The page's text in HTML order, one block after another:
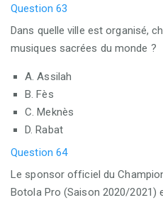
Question 63
Dans quelle ville est organisé,
musiques sacrées du monde ?
A. Assilah
B. Fès
C. Meknès
D. Rabat
Question 64
Le sponsor officiel du
Botola Pro (Saison 2020/2021)